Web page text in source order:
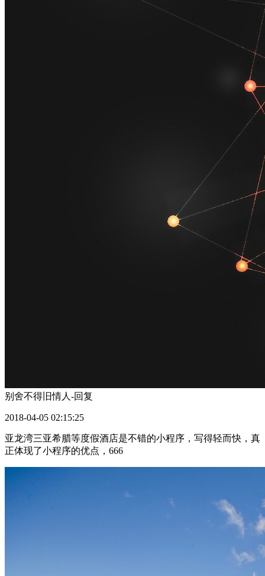
别舍不得旧情人-回复
2018-04-05 02:15:25
亚龙湾三亚希腊等度假酒店是不错的小程序，写得轻而快，真
正体现了小程序的优点，666